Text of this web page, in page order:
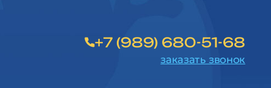
+7 (989) 680-51-68
заказать звонок